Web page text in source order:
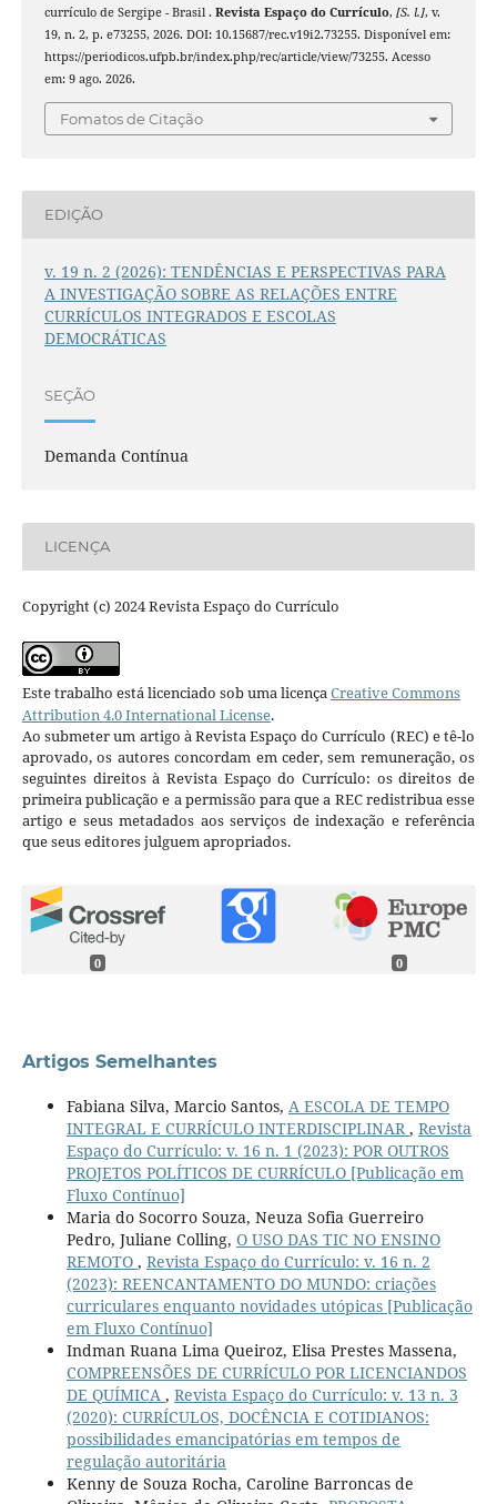
currículo de Sergipe - Brasil . Revista Espaço do Currículo, [S. l.], v.
19, n. 2, p. e73255, 2026. DOI: 10.15687/rec.v19i2.73255. Disponível em:
https://periodicos.ufpb.br/index.php/rec/article/view/73255. Acesso
em: 9 ago. 2026.
Fomatos de Citação
EDIÇÃO
v. 19 n. 2 (2026): TENDÊNCIAS E PERSPECTIVAS PARA
A INVESTIGAÇÃO SOBRE AS RELAÇÕES ENTRE
CURRÍCULOS INTEGRADOS E ESCOLAS
DEMOCRÁTICAS
SEÇÃO
Demanda Contínua
LICENÇA
Copyright (c) 2024 Revista Espaço do Currículo
Este trabalho está licenciado sob uma licençaCreative Commons
Attribution 4.0 International License.
Ao submeter um artigo à Revista Espaço do Currículo (REC) e tê-lo
aprovado, os autores concordam em ceder, sem remuneração, os
seguintes direitos à Revista Espaço do Currículo: os direitos de
primeira publicação e a permissão para que a REC redistribua esse
artigo e seus metadados aos serviços de indexação e referência
que seus editores julguem apropriados.
0 0
Artigos Semelhantes
Fabiana Silva, Marcio Santos, A ESCOLA DE TEMPO
INTEGRAL E CURRÍCULO INTERDISCIPLINAR , Revista
Espaço do Currículo: v. 16 n. 1 (2023): POR OUTROS
PROJETOS POLÍTICOS DE CURRÍCULO [Publicação em
Fluxo Contínuo]
Maria do Socorro Souza, Neuza Sofia Guerreiro
Pedro, Juliane Colling, O USO DAS TIC NO ENSINO
REMOTO , Revista Espaço do Currículo: v. 16 n. 2
(2023): REENCANTAMENTO DO MUNDO: criações
curriculares enquanto novidades utópicas [Publicação
em Fluxo Contínuo]
Indman Ruana Lima Queiroz, Elisa Prestes Massena,
COMPREENSÕES DE CURRÍCULO POR LICENCIANDOS
DE QUÍMICA , Revista Espaço do Currículo: v. 13 n. 3
(2020): CURRÍCULOS, DOCÊNCIA E COTIDIANOS:
possibilidades emancipatórias em tempos de
regulação autoritária
Kenny de Souza Rocha, Caroline Barroncas de